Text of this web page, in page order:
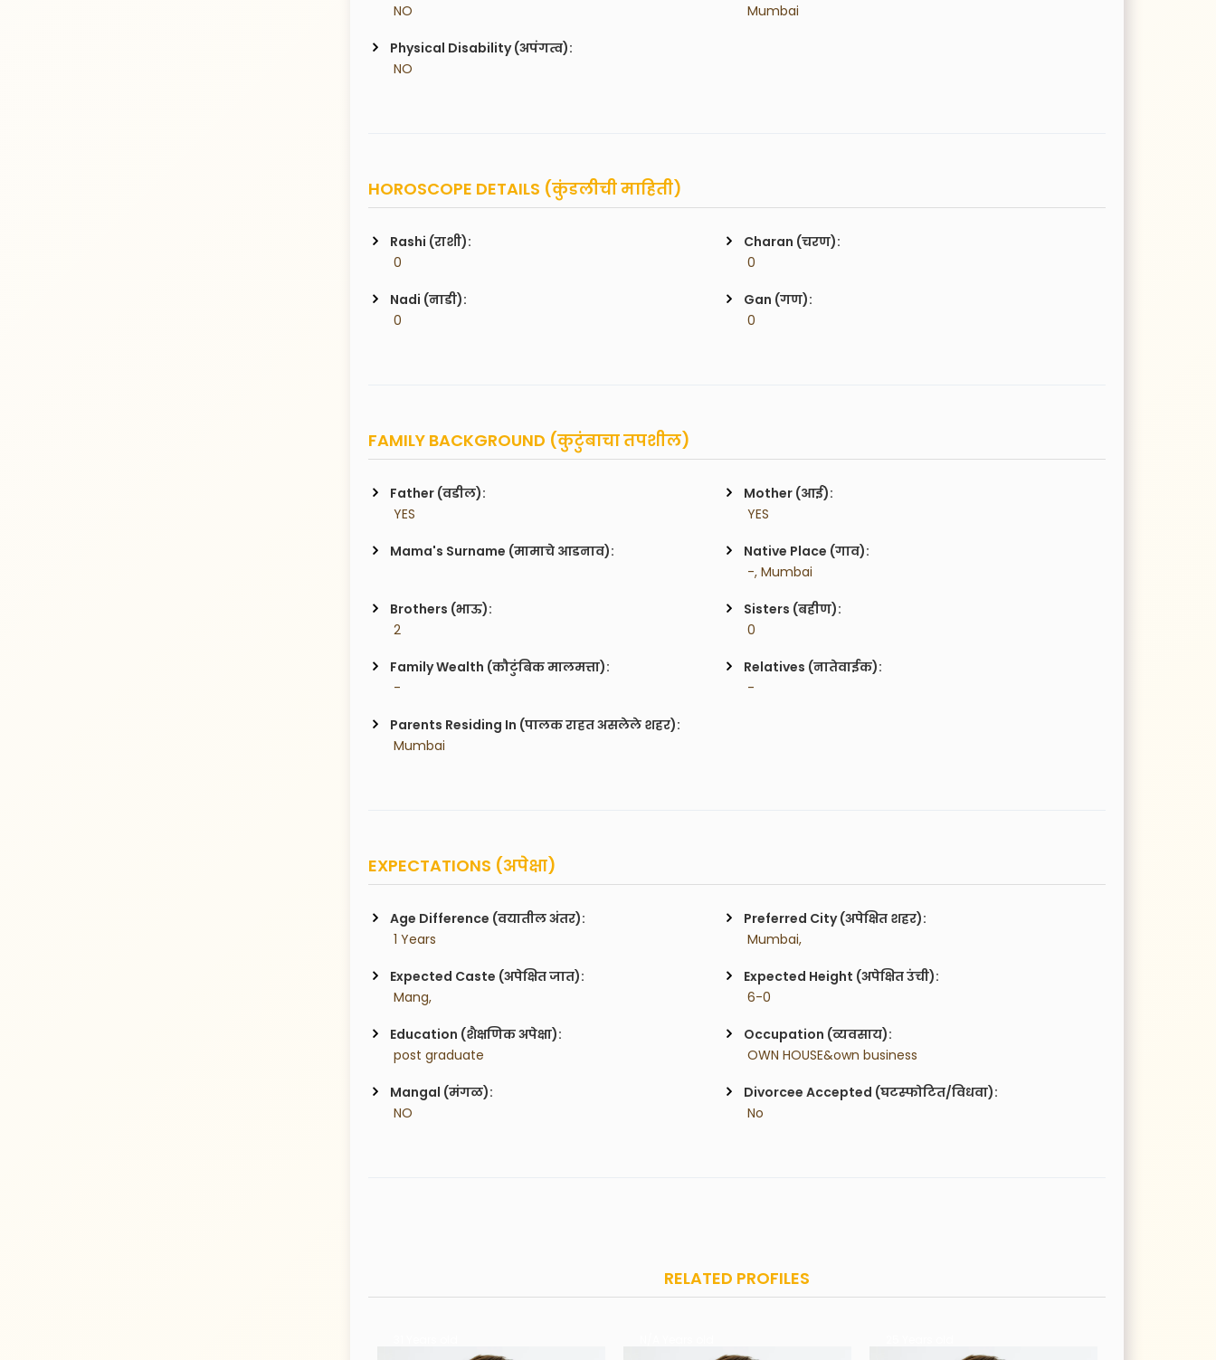
NO
Mumbai
Physical Disability (अपंगत्व):
NO
HOROSCOPE DETAILS (कुंडलीची माहिती)
Rashi (राशी):
0
Charan (चरण):
0
Nadi (नाडी):
0
Gan (गण):
0
FAMILY BACKGROUND (कुटुंबाचा तपशील)
Father (वडील):
YES
Mother (आई):
YES
Mama's Surname (मामाचे आडनाव):
Native Place (गाव):
-, Mumbai
Brothers (भाऊ):
2
Sisters (बहीण):
0
Family Wealth (कौटुंबिक मालमत्ता):
-
Relatives (नातेवाईक):
-
Parents Residing In (पालक राहत असलेले शहर):
Mumbai
EXPECTATIONS (अपेक्षा)
Age Difference (वयातील अंतर):
1 Years
Preferred City (अपेक्षित शहर):
Mumbai,
Expected Caste (अपेक्षित जात):
Mang,
Expected Height (अपेक्षित उंची):
6-0
Education (शैक्षणिक अपेक्षा):
post graduate
Occupation (व्यवसाय):
OWN HOUSE&own business
Mangal (मंगळ):
NO
Divorcee Accepted (घटस्फोटित/विधवा):
No
RELATED PROFILES